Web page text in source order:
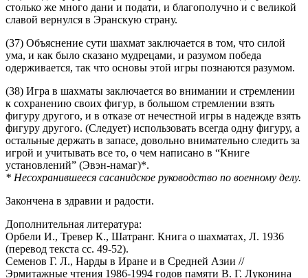
столько же много дани и подати, и благополучно и с великой
славой вернулся в Эранскую страну.
(37) Объяснение сути шахмат заключается в том, что силой
ума, и как было сказано мудрецами, и разумом победа
одерживается, так что основы этой игры познаются разумом.
(38) Игра в шахматы заключается во внимании и стремлении
к сохранению своих фигур, в большом стремлении взять
фигуру другого, и в отказе от нечестной игры в надежде взять
фигуру другого. (Следует) использовать всегда одну фигуру, а
остальные держать в запасе, довольно внимательно следить за
игрой и учитывать все то, о чем написано в “Книге
установлений” (Эвэн-намаг)*.
* Несохранившееся сасанидское руководство по военному делу.
Закончена в здравии и радости.
Дополнительная литература:
Орбели И., Тревер К., Шатранг. Книга о шахматах, Л. 1936
(перевод текста сс. 49-52).
Семенов Г. Л., Нарды в Иране и в Средней Азии //
Эрмитажные чтения 1986-1994 годов памяти В. Г. Луконина